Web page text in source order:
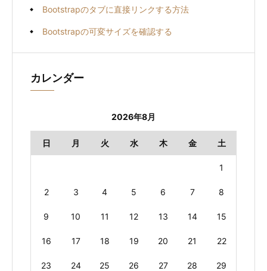
Bootstrapのタブに直接リンクする方法
Bootstrapの可変サイズを確認する
カレンダー
2026年8月
日 月 火 水 木 金 土
1
2 3 4 5 6 7 8
9 10 11 12 13 14 15
16 17 18 19 20 21 22
23 24 25 26 27 28 29